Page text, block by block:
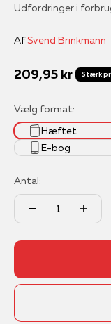
Udfordringer i
AfSvend Brinkmann
Salgspris
209,95 kr Stærk
Vælg format:
Hæftet
E-bog
Antal: